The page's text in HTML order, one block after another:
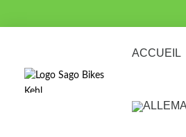
ACCUEIL